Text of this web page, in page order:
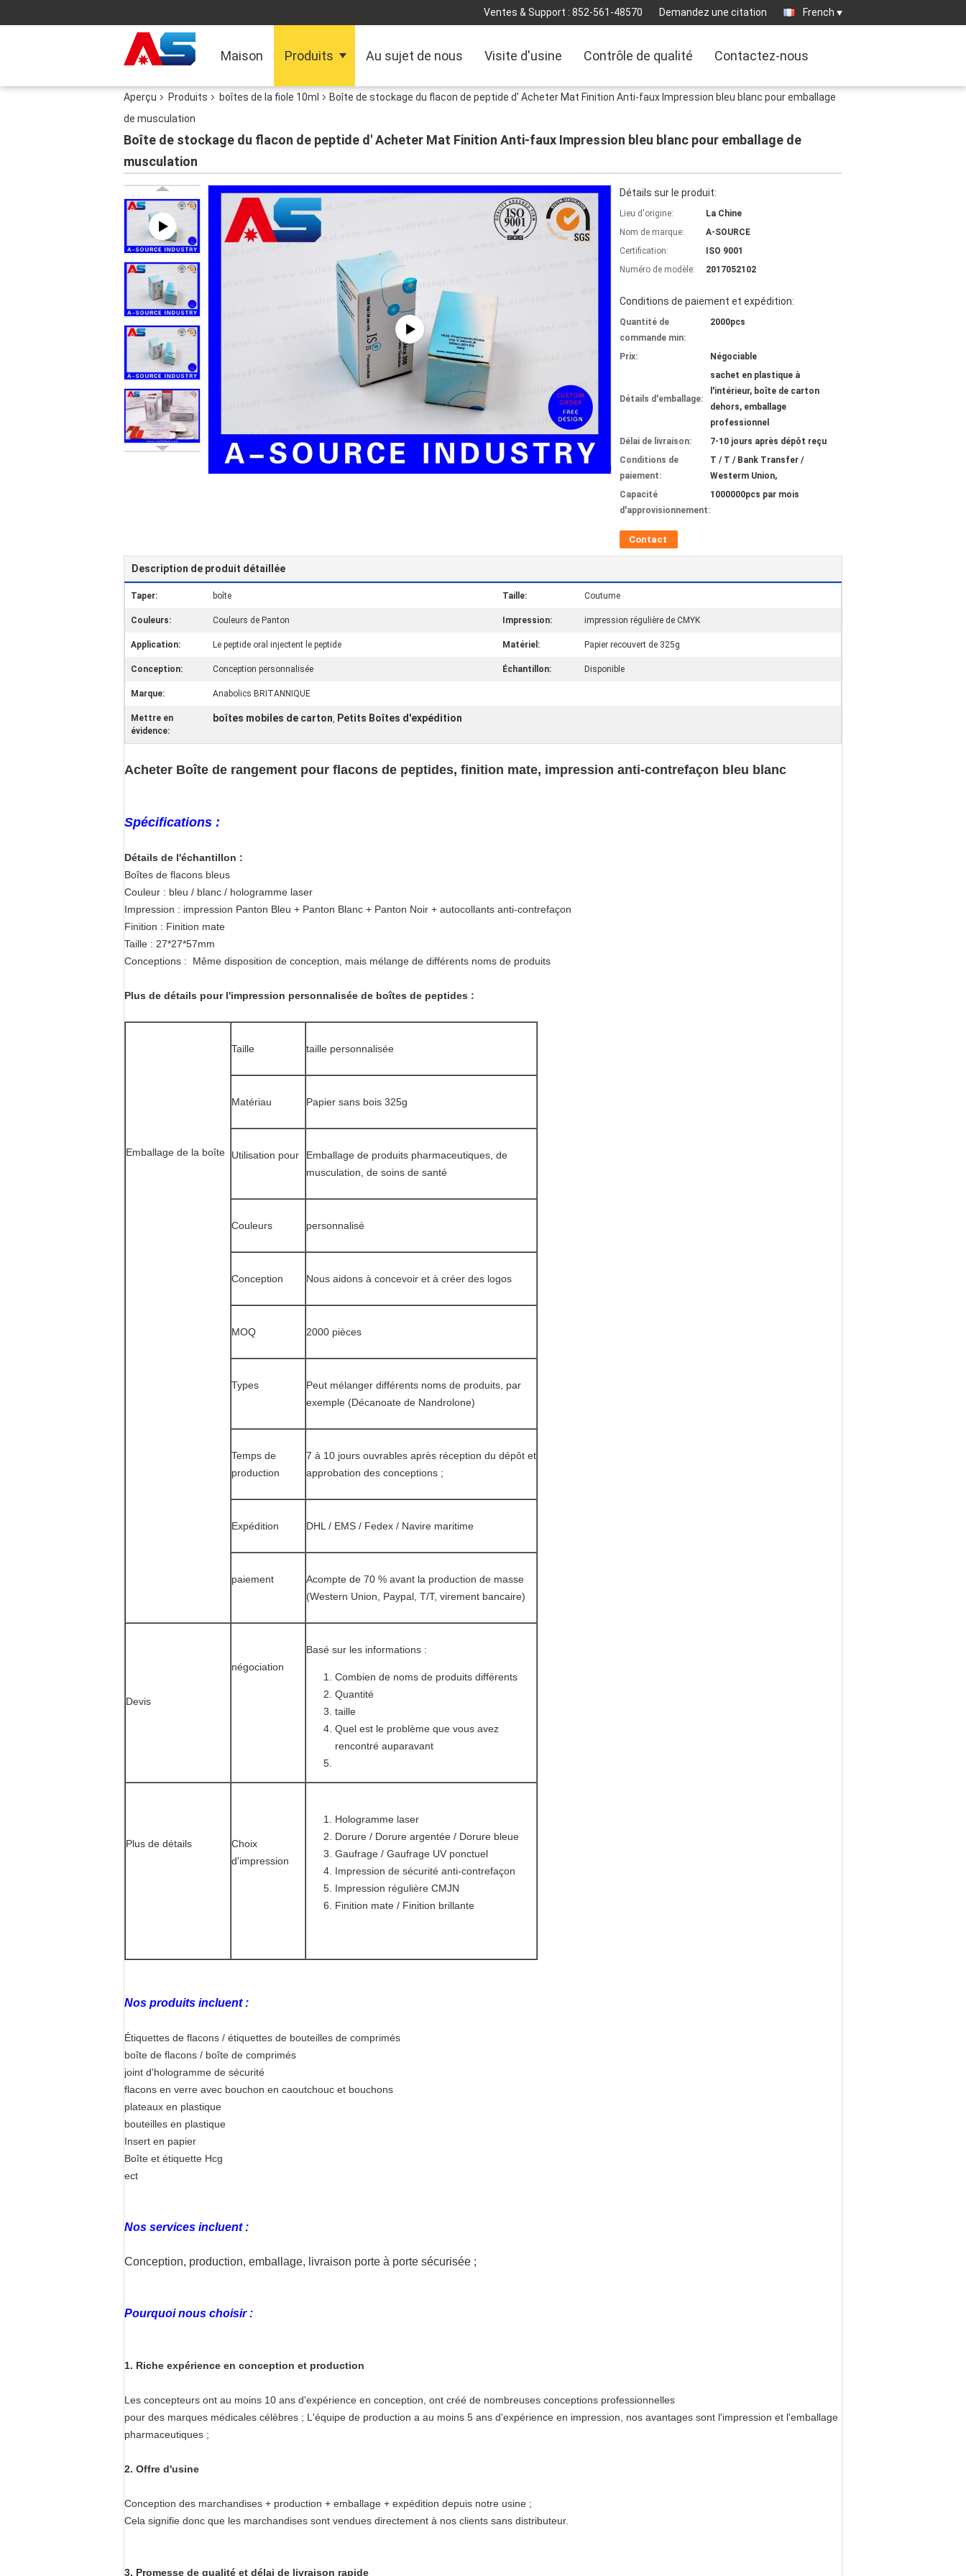
Ventes & Support : 852-561-48570 Demandez une citation French
Maison Produits Au sujet de nous Visite d'usine Contrôle de qualité Contactez-nous
Aperçu Produits boîtes de la fiole 10ml
Boîte de stockage du flacon de peptide d' Acheter Mat Finition Anti-faux Impression bleu blanc pour emballage
de musculation
Boîte de stockage du flacon de peptide d' Acheter Mat Finition Anti-faux Impression bleu blanc pour emballage de
musculation
Détails sur le produit:
Lieu d'origine:
La Chine
Nom de marque:
A-SOURCE
Certification:
ISO 9001
Numéro de modèle:
2017052102
Conditions de paiement et expédition:
Quantité de
commande min:
2000pcs
Prix: Négociable
Détails d'emballage:
sachet en plastique à
l'intérieur, boîte de carton
dehors, emballage
professionnel
Délai de livraison:
7-10 jours après dépôt reçu
Conditions de
paiement:
T / T / Bank Transfer /
Westerm Union,
Capacité
d'approvisionnement:
1000000pcs par mois
Contact
Description de produit détaillée
Taper: boîte Taille: Coutume
Couleurs: Couleurs de Panton Impression: impression régulière de CMYK
Application: Le peptide oral injectent le peptide Matériel: Papier recouvert de 325g
Conception: Conception personnalisée Échantillon: Disponible
Marque: Anabolics BRITANNIQUE
Mettre en
évidence:
boîtes mobiles de carton, Petits Boîtes d'expédition
Acheter Boîte de rangement pour flacons de peptides, finition mate, impression anti-contrefaçon bleu blanc
Spécifications :
Détails de l'échantillon :
Boîtes de flacons bleus
Couleur : bleu / blanc / hologramme laser
Impression : impression Panton Bleu + Panton Blanc + Panton Noir + autocollants anti-contrefaçon
Finition : Finition mate
Taille : 27*27*57mm
Conceptions : Même disposition de conception, mais mélange de différents noms de produits
Plus de détails pour l'impression personnalisée de boîtes de peptides :
Emballage de la boîte
Taille taille personnalisée
Matériau Papier sans bois 325g
Utilisation pour
Emballage de produits pharmaceutiques, de
musculation, de soins de santé
Couleurs personnalisé
Conception Nous aidons à concevoir et à créer des logos
MOQ 2000 pièces
Types
Peut mélanger différents noms de produits, par
exemple (Décanoate de Nandrolone)
Temps de
production
7 à 10 jours ouvrables après réception du dépôt et
approbation des conceptions ;
Expédition DHL / EMS / Fedex / Navire maritime
paiement
Acompte de 70 % avant la production de masse
(Western Union, Paypal, T/T, virement bancaire)
Devis
négociation
Basé sur les informations :
Combien de noms de produits différents
Quantité
taille
Quel est le problème que vous avez
rencontré auparavant
Plus de détails
Choix
d'impression
Hologramme laser
Dorure / Dorure argentée / Dorure bleue
Gaufrage / Gaufrage UV ponctuel
Impression de sécurité anti-contrefaçon
Impression régulière CMJN
Finition mate / Finition brillante
Nos produits incluent :
Étiquettes de flacons / étiquettes de bouteilles de comprimés
boîte de flacons / boîte de comprimés
joint d'hologramme de sécurité
flacons en verre avec bouchon en caoutchouc et bouchons
plateaux en plastique
bouteilles en plastique
Insert en papier
Boîte et étiquette Hcg
ect
Nos services incluent :
Conception, production, emballage, livraison porte à porte sécurisée ;
Pourquoi nous choisir :
1. Riche expérience en conception et production
Les concepteurs ont au moins 10 ans d'expérience en conception, ont créé de nombreuses conceptions professionnelles
pour des marques médicales célèbres ; L'équipe de production a au moins 5 ans d'expérience en impression, nos avantages sont l'impression et l'emballage
pharmaceutiques ;
2. Offre d'usine
Conception des marchandises + production + emballage + expédition depuis notre usine ;
Cela signifie donc que les marchandises sont vendues directement à nos clients sans distributeur.
3. Promesse de qualité et délai de livraison rapide